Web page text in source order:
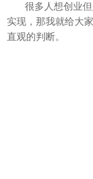
很多人想创业
实现，那我就给大
直观的判断。